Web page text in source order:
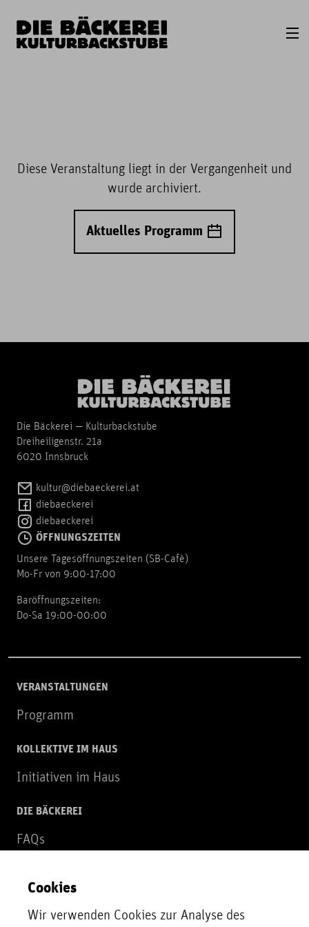
Diese Veranstaltung liegt in der Vergangenheit und
wurde archiviert.
Aktuelles Programm
Die Bäckerei — Kulturbackstube
Dreiheiligenstr. 21a
6020 Innsbruck
kultur@diebaeckerei.at
diebaeckerei
diebaeckerei
ÖFFNUNGSZEITEN
Unsere Tagesöffnungszeiten (SB-Cafè)
Mo-Fr von 9:00-17:00
Baröffnungszeiten:
Do-Sa 19:00-00:00
VERANSTALTUNGEN
Programm
KOLLEKTIVE IM HAUS
Initiativen im Haus
DIE BÄCKEREI
FAQs
NEWSLETTER
Zur Newsletter Anmeldung
Cookies
Wir verwenden Cookies zur Analyse des